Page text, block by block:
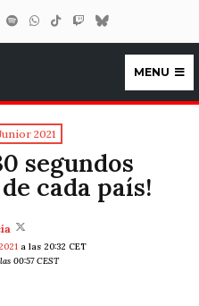
MENU
2021
segundos
cada país!
a las 20:32 CET
00:57 CEST